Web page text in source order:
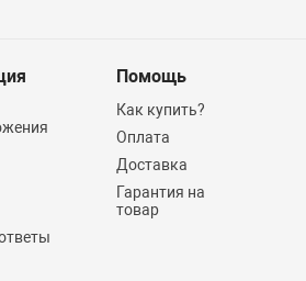
Помощь
Как купить?
Оплата
Доставка
Гарантия на
товар